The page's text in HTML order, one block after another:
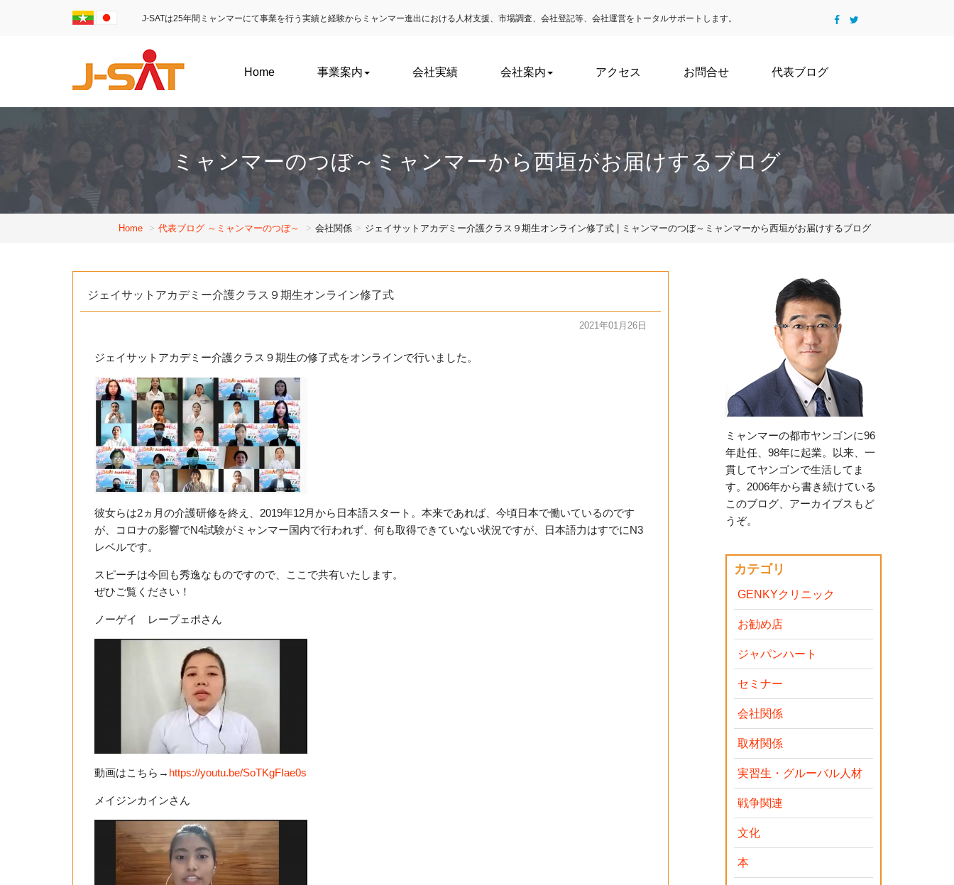
J-SATは25年間ミャンマーにて事業を行う実績と経験からミャンマー進出における 人材支援、市場調査、会社登記等、会社運営をトータルサポートします。
Home 事業案内 会社実績 会社案内 アクセス お問合せ 代表ブログ
ミャンマーのつぼ～ミャンマーから西垣がお届けするブログ
Home 代表ブログ ～ミャンマーのつぼ～ 会社関係 ジェイサットアカデミー介護クラス９期生オンライン修了式 | ミャンマーのつぼ～ミャンマーから西垣がお届けするブログ
ジェイサットアカデミー介護クラス９期生オンライン修了式
2021年01月26日
ジェイサットアカデミー介護クラス９期生の修了式をオンラインで行いました。
彼女らは2ヵ月の介護研修を終え、2019年12月から日本語スタート。本来であれば、今頃日本で働いているのです
が、コロナの影響でN4試験がミャンマー国内で行われず、何も取得できていない状況ですが、日本語力はすでにN3
レベルです。
スピーチは今回も秀逸なものですので、ここで共有いたします。
ぜひご覧ください！
ノーゲイ レープェポさん
動画はこちら→ https://youtu.be/SoTKgFIae0s
メイジンカインさん
ミャンマーの都市ヤンゴンに96
年赴任、98年に起業。以来、一
貫してヤンゴンで生活してま
す。2006年から書き続けている
このブログ、アーカイブスもど
うぞ。
カテゴリ
GENKYクリニック
お勧め店
ジャパンハート
セミナー
会社関係
取材関係
実習生・グルーバル人材
戦争関連
文化
本